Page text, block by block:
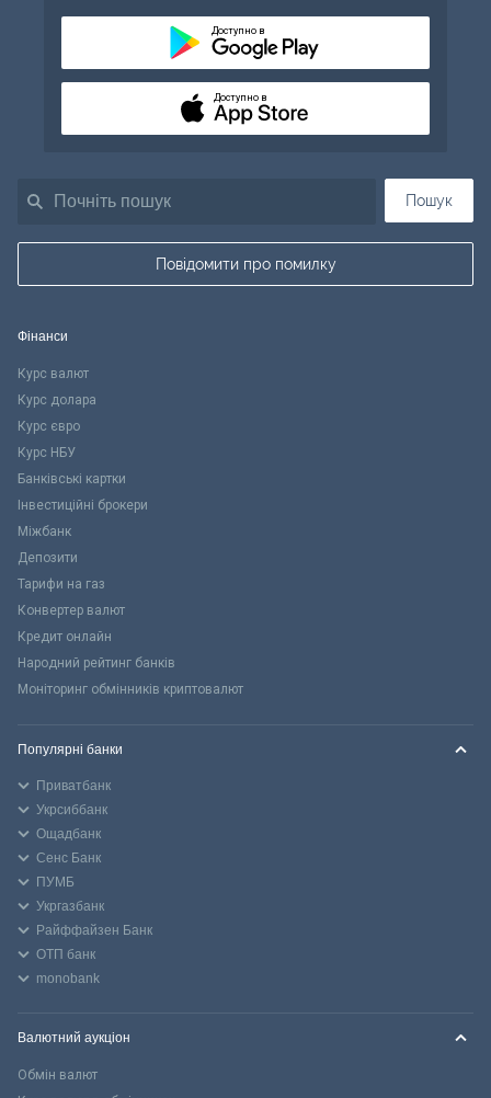
Пошук
Повідомити про помилку
Доступно в
Доступно в
Фінанси
Курс валют
Курс долара
Курс євро
Курс НБУ
Банківські картки
Інвестиційні брокери
Міжбанк
Депозити
Тарифи на газ
Конвертер валют
Кредит онлайн
Народний рейтинг банків
Моніторинг обмінників криптовалют
Популярні банки
Приватбанк
Укрсиббанк
Ощадбанк
Сенс Банк
ПУМБ
Укргазбанк
Райффайзен Банк
ОТП банк
monobank
Валютний аукціон
Обмін валют